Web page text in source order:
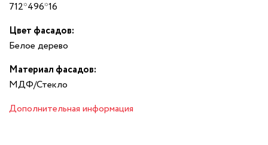
712*496*16
Цвет фасадов:
Белое дерево
Материал фасадов:
МДФ/Стекло
Дополнительная информация